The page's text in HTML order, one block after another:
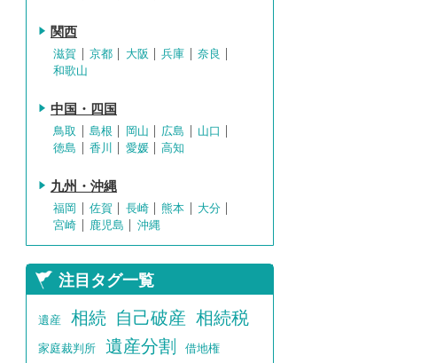
関西
滋賀 京都 大阪 兵庫
奈良
和歌山
中国・四国
鳥取 島根 岡山 広島
山口
徳島
香川 愛媛 高知
九州・沖縄
福岡 佐賀 長崎 熊本
大分
宮崎
鹿児島 沖縄
注目タグ一覧
遺産 相続 自己破産 相続税
家庭裁判所 遺産分割 借地権